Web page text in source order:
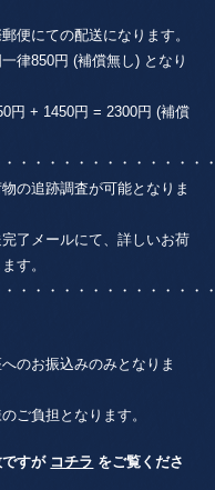
便にての配送になります。
律850円 (補償無し) となり
円 + 1450円 = 2300円 (補償
・・・・・・・・・・・・
の追跡調査が可能となりま
了メールにて、詳しいお荷
す。
・・・・・・・・・・・・
のお振込みのみとなりま
ご負担となります。
ですが コチラ をご覧くださ